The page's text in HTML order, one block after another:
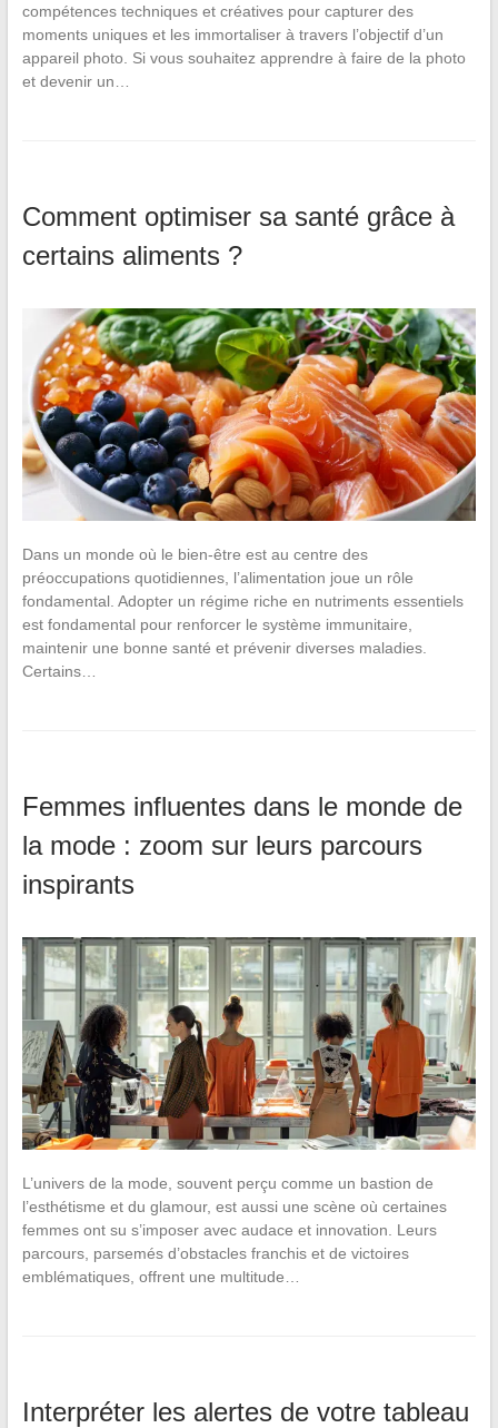
compétences techniques et créatives pour capturer des
moments uniques et les immortaliser à travers l’objectif d’un
appareil photo. Si vous souhaitez apprendre à faire de la photo
et devenir un…
Comment optimiser sa santé grâce à
certains aliments ?
Dans un monde où le bien-être est au centre des
préoccupations quotidiennes, l’alimentation joue un rôle
fondamental. Adopter un régime riche en nutriments essentiels
est fondamental pour renforcer le système immunitaire,
maintenir une bonne santé et prévenir diverses maladies.
Certains…
Femmes influentes dans le monde de
la mode : zoom sur leurs parcours
inspirants
L’univers de la mode, souvent perçu comme un bastion de
l’esthétisme et du glamour, est aussi une scène où certaines
femmes ont su s’imposer avec audace et innovation. Leurs
parcours, parsemés d’obstacles franchis et de victoires
emblématiques, offrent une multitude…
Interpréter les alertes de votre tableau